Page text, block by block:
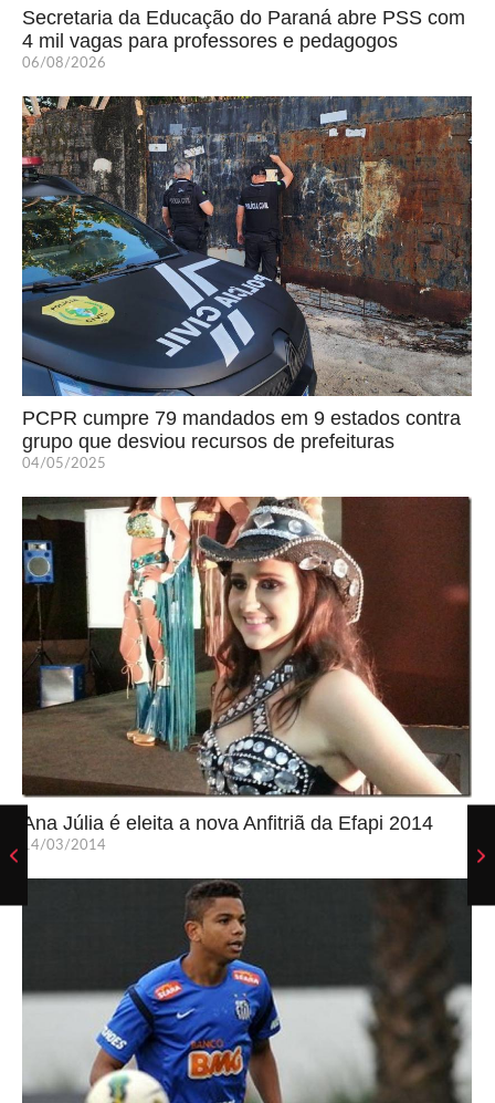
Secretaria da Educação do Paraná abre PSS com
4 mil vagas para professores e pedagogos
06/08/2026
PCPR cumpre 79 mandados em 9 estados contra
grupo que desviou recursos de prefeituras
04/05/2025
Ana Júlia é eleita a nova Anfitriã da Efapi 2014
14/03/2014